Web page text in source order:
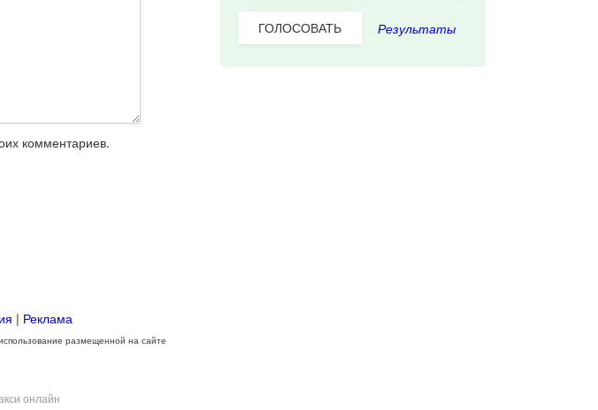
комментариев.
Результаты
| Реклама
размещенной на сайте
онлайн